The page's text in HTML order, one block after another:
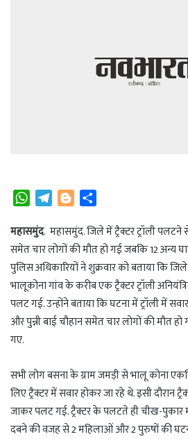
W
a
t
s
A
p
p
T
l
e
g
r
a
m
B
o
g
g
e
r
a
r
e
महासमुंद. महासमुंद. जिले में ट्रैक्टर ट्रॉली
समेत चार लोगों की मौत हो गई जबकि 12 अन्य
पुलिस अधिकारियों ने शुक्रवार को बताया कि
भालूकोना गांव के करीब एक ट्रैक्टर ट्रॉली
पलट गई. उन्होंने बताया कि घटना में ट्रॉली में
और पुन्नी बाई चौहान समेत चार लोगों की मौत
गए.
सभी लोग बसना के ग्राम जमड़ी से भालू कोना
लिए ट्रैक्टर में सवार होकर जा रहे थे. इसी दौरान
जाकर पलट गई. ट्रैक्टर के पलटते ही चीख-पुकार
दबने की वजह से 2 महिलाओं और 2 पुरुषों की